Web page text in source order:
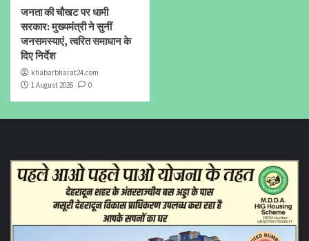
जनता की चौखट पर धामी
सरकार: मुख्यमंत्री ने सुनीं
जनसमस्याएं, त्वरित समाधान के
दिए निर्देश
khabarbharat24.com
1 August 2026
0